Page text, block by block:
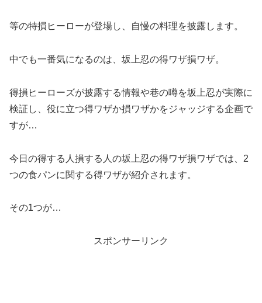
等の特損ヒーローが登場し、自慢の料理を披露します。
中でも一番気になるのは、坂上忍の得ワザ損ワザ。
得損ヒーローズが披露する情報や巷の噂を坂上忍が実際に
検証し、役に立つ得ワザか損ワザかをジャッジする企画で
すが…
今日の得する人損する人の坂上忍の得ワザ損ワザでは、2
つの食パンに関する得ワザが紹介されます。
その1つが…
スポンサーリンク